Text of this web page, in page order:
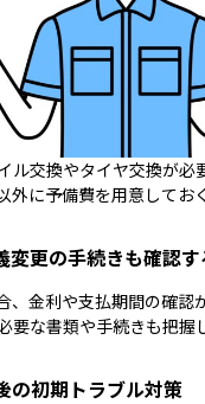
ル交換やタイヤ交換が必
外に予備費を用意してお
変更の手続きも確認す
、金利や支払期間の確認
要な書類や手続きも把握
の初期トラブル対策